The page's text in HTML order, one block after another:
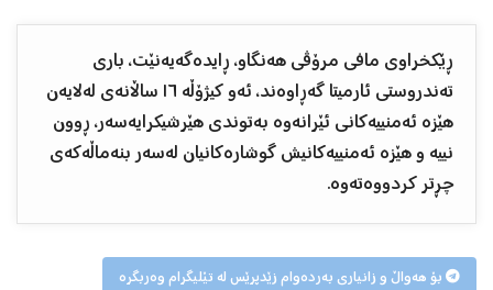
ڕێکخراوی مافی مرۆڤی هەنگاو، ڕایدەگەیەنێت، باری
تەندروستی ئارمیتا گەڕاوەند، ئەو کیژۆڵە ١٦ ساڵانەی لەلایەن
هێزە ئەمنییەکانی ئێرانەوە بەتوندی هێرشیکرایەسەر، ڕوون
نییە و هێزە ئەمنییەکانیش گوشارەکانیان لەسەر بنەماڵەکەی
چڕتر کردووەتەوە.
بۆ هەواڵ و زانیاری بەردەوام زێدپرێس لە تێلیگرام وەربگرە